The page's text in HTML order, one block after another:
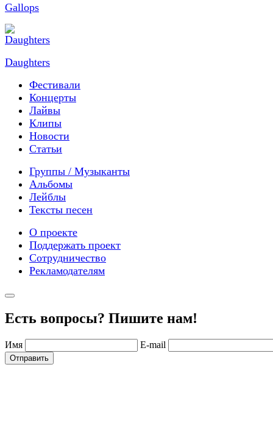
Gallops
Daughters
Фестивали
Концерты
Лайвы
Клипы
Новости
Статьи
Группы / Музыканты
Альбомы
Лейблы
Тексты песен
О проекте
Поддержать проект
Сотрудничество
Рекламодателям
Есть вопросы? Пишите нам!
Имя E-mail